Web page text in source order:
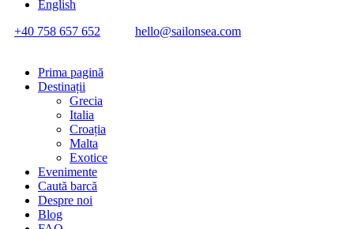
English
+40 758 657 652
hello@sailonsea.com
Prima pagină
Destinații
Grecia
Italia
Croația
Malta
Exotice
Evenimente
Caută barcă
Despre noi
Blog